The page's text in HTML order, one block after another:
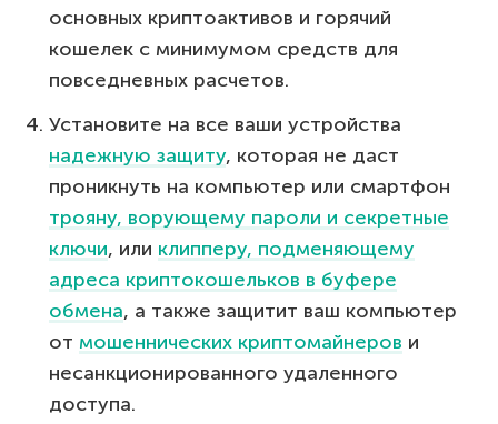
основных криптоактивов и горячий
кошелек с минимумом средств для
повседневных расчетов.
Установите на все ваши устройства
надежную защиту, которая не даст
проникнуть на компьютер или смартфон
трояну, ворующему пароли и секретные
ключи, или клипперу, подменяющему
адреса криптокошельков в буфере
обмена, а также защитит ваш компьютер
от мошеннических криптомайнеров и
несанкционированного удаленного
доступа.